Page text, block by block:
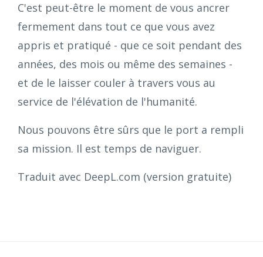
C'est peut-être le moment de vous ancrer
fermement dans tout ce que vous avez
appris et pratiqué - que ce soit pendant des
années, des mois ou même des semaines -
et de le laisser couler à travers vous au
service de l'élévation de l'humanité.
Nous pouvons être sûrs que le port a rempli
sa mission. Il est temps de naviguer.
Traduit avec DeepL.com (version gratuite)